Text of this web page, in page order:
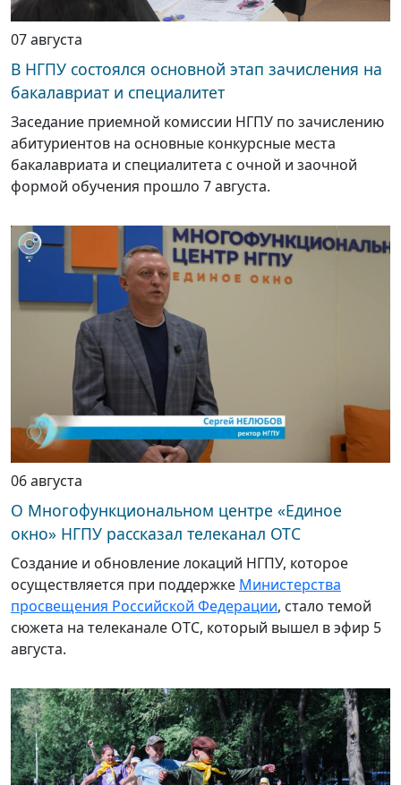
07 августа
В НГПУ состоялся основной этап зачисления на
бакалавриат и специалитет
Заседание приемной комиссии НГПУ по зачислению
абитуриентов на основные конкурсные места
бакалавриата и специалитета с очной и заочной
формой обучения прошло 7 августа.
06 августа
О Многофункциональном центре «Единое
окно» НГПУ рассказал телеканал ОТС
Создание и обновление локаций НГПУ, которое
осуществляется при поддержке Министерства
просвещения Российской Федерации, стало темой
сюжета на телеканале ОТС, который вышел в эфир 5
августа.